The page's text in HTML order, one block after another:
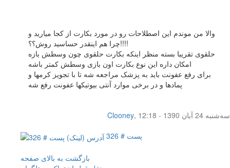
والا من موندم این اصطلاحات رو در مورد بکارت از کجا میارید و
چرا هم اینقدر حساسید روش؟؟!!!!
حلقوی تقریبا بسته منظر اینکه بکارت حلقوی چون وسطش بازه
امکان داره این نوع بکارت اون بازی وسطش کمتر باشه
برای رفع عفونت باید به پزشک مراجعه شه تا با تجویز کرمها و
پمادها و در برخی موارد آنتی بیوتیکها عفونت رفع شه
Clooney,
سه‌شنبه 24 آبان 1390 - 12:18
پست # 326
بازگشت به بالای صفحه